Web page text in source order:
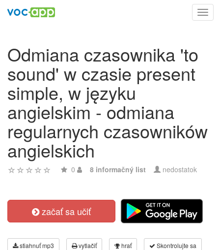
Odmiana czasownika 'to
sound' w czasie present
simple, w języku
angielskim - odmiana
regularnych czasowników
angielskich
0 8 informačný list nedostatok
začať sa učiť
stiahnuť mp3 vytlačiť hrať Skontrolujte sa